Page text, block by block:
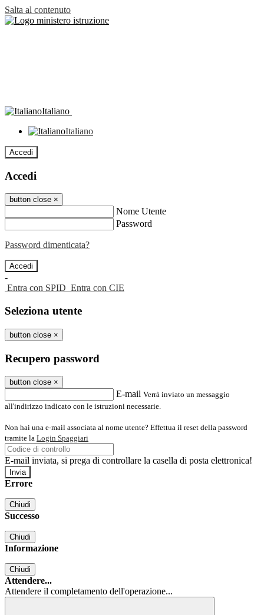
Salta al contenuto
Italiano
Italiano
Accedi
Accedi
button close ×
Nome Utente
Password
Password dimenticata?
-
Entra con SPID Entra con CIE
Seleziona utente
button close ×
Recupero password
button close ×
E-mail Verrà inviato un messaggio
all'indirizzo indicato con le istruzioni necessarie.
Non hai una e-mail associata al nome utente? Effettua il reset della password
tramite la Login Spaggiari
E-mail inviata, si prega di controllare la casella di posta elettronica!
Errore
Chiudi
Successo
Chiudi
Informazione
Chiudi
Attendere...
Attendere il completamento dell'operazione...